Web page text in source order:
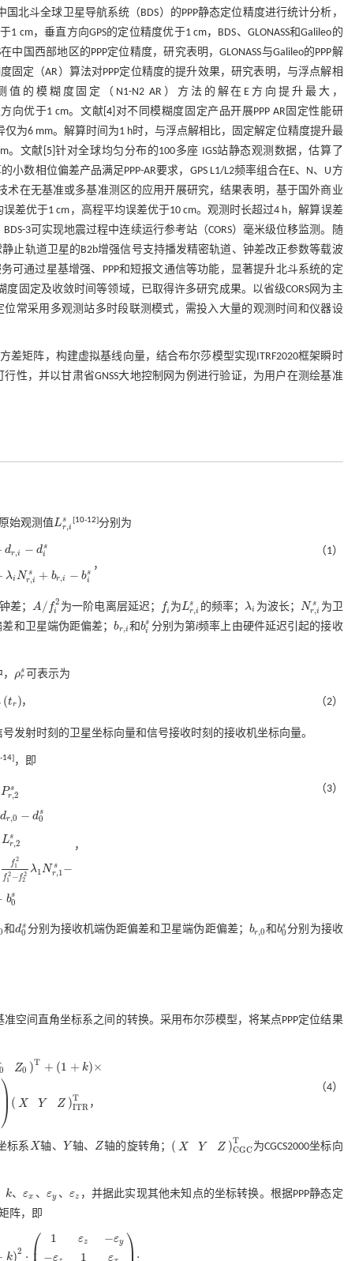
北斗全球卫星导航系统（BDS）的PPP静态定位精度进行统计分析，
cm，垂直方向GPS的定位精度优于1 cm，BDS、GLONASS和Galileo的
中国西部地区的PPP定位精度，研究表明，GLONASS与Galileo的PPP解
固定（AR）算法对PPP定位精度的提升效果，研究表明，与浮点解相
的模糊度固定（N1-N2 AR）方法的解在E方向提升最大，
方向优于1 cm。文献[4 ]对不同模糊度固定产品开展PPP AR固定性能研
为6 mm。解算时间为1 h时，与浮点解相比，固定解定位精度提升最
。文献[ 5]针对全球均匀分布的100多座 IGS站静态观测数据，估算了
数相位偏差产品满足PPP-AR要求，GPS L1/L2频率组合在E、N、U方
术在无基准或多基准测区的应用开展研究，结果表明，基于国外商业
误差优于1 cm，高程平均误差优于10 cm。观测时长超过4 h，解算误差
3可实现地震过程中连续运行参考站（CORS）毫米级位移监测。随
止轨道卫星的B2b增强信号支持播发精密轨道、钟差改正参数等载波
务可通过星基增强、PPP和短报文通信等功能，显著提升北斗系统的定
度固定及收敛时间等领域，已取得许多研究成果。以省级CORS网为主
常采用多观测站多时段联测模式，需投入大量的观测时间和仪器设
差矩阵，构建虚拟基线向量，结合布尔莎模型实现ITRF2020框架瞬时
行性，并以甘肃省GNSS大地控制网为例进行验证，为用户在测绘基准
始观测值Ls
r,i
Lr,is [10-12]分别为
dr,i − ds
i
λi N s
r,i + br,i − bs
i
N，
（1）
差； A / f2
i
A/f 2 为一阶电离层延迟； fi
f 为Ls
r,i
Lr,i s 的频率；λi
λi 为波长； N s
r,i
Nr,is 为卫
和卫星端伪距偏差；br,i
br,i和bs
i
bi s分别为第i频率上由硬件延迟引起的接收
ρs
r
ρrs 可表示为
(tr )， （2）
发射时刻的卫星坐标向量和信号接收时刻的接收机坐标向量。
-14] ，即
P s
r,2
dr,0 − ds
0
Ls
r,2
f 2
1
f 2
1 −f 2
2
λ1N s
r,1−
bs
0
2s tr
，
（3）
和ds
0
d0 s分别为接收机端伪距偏差和卫星端伪距偏差； br,0
br,0和bs
0
b0s
分别为接收
空间直角坐标系之间的转换。采用布尔莎模型，将某点PPP定位结果
0 Z0 )T + (1 + k)×
⎞
⎠⎟ ( X Y Z )T
ITR ，
（4）
标系 X
X 轴、 Y
Y 轴、 Z
Z 轴的旋转角； ( X Y Z )T
CGC
X YZ GC
为CGCS2000坐标向
k
k、εx
εx 、εy
εy 、 εz
εz ，并据此实现其他未知点的坐标转换。根据PPP静态定
阵，即
k)2 ⋅ ⎛
1
−ε
εz
1
−εy
ε ⎞ ⋅